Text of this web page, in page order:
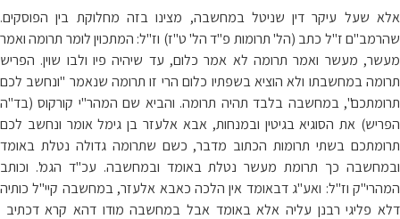
אלא שעל עיקר דין שניטל במחשבה, מצינו בזה מחלוקת בין הפוסקים.
שהרמב"ם ז"ל כתב (הל' תרומות פ"ד הל' ט"ז) וז"ל: המתכוין לומר תרומה ואמר
מעשר, מעשר ואמר תרומה לא אמר כלום, עד שיהיה פיו ולבו שוין. הפריש
תרומה במחשבתו ולא הוציא בשפתיו כלום הרי זו תרומה שנאמר "ונחשב לכם
תרומתכם", במחשבה בלבד תהיה תרומה. והביא שם המהר"י קורקוס (בד"ה
הפריש) את הסוגיא בגיטין ובמנחות, אבא אלעזר בן גימל אומר ונחשב לכם
תרומתכם בשתי תרומות הכתוב מדבר, כשם שתרומה גדולה נטלת באומד
ובמחשבה כך תרומת מעשר נטלת באומד ובמחשבה. עכ"ד הגמ'. וכותב
המהרי"ק וז"ל: ואע"ג דבאומד אין הלכה כאבא אלעזר, במחשבה קיי"ל כותיה
דלא פליגי רבנן עליה אלא באומד אבל במחשבה מודו דהא קרא דכתיב